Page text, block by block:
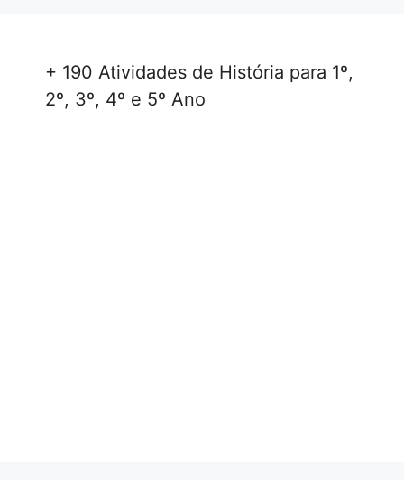
+ 190 Atividades de História para 1º,
2º, 3º, 4º e 5º Ano